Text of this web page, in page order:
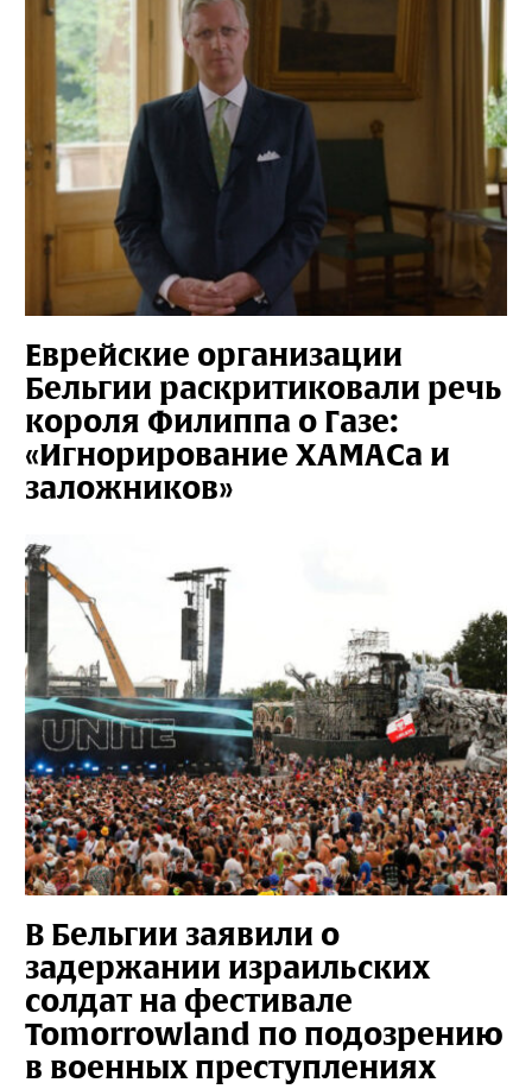
Еврейские организации
Бельгии раскритиковали речь
короля Филиппа о Газе:
«Игнорирование ХАМАСа и
заложников»
В Бельгии заявили о
задержании израильских
солдат на фестивале
Tomorrowland по подозрению
в военных преступлениях